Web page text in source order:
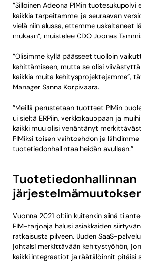
”Silloinen Adeona PIMin tuotesukupolvi
kaikkia tarpeitamme, ja seuraavan
vielä niin alussa, ettemme uskaltaneet
mukaan”, muistelee CDO Joonas
”Olisimme kyllä päässeet tuolloin
kehittämiseen, mutta se olisi
kaikkia muita kehitysprojektejamme”,
Manager Sanna Korpivaara.
”Meillä perustetaan tuotteet PIMin
ui sieltä ERPiin, verkkokauppaan ja
kaikki muu olisi venähtänyt
PIMiksi toisen vaihtoehdon ja
tuotetiedonhallintaa heidän avullaan.”
Tuotetiedonhallinnan
Vuonna 2021 oltiin kuitenkin siinä
PIM-tarjoaja halusi asiakkaiden
ratkaisusta pilveen. Uuden SaaS-
johtaisi merkittävään kehitystyöhön,
kaikki integraatiot ja räätälöinnit pitäisi